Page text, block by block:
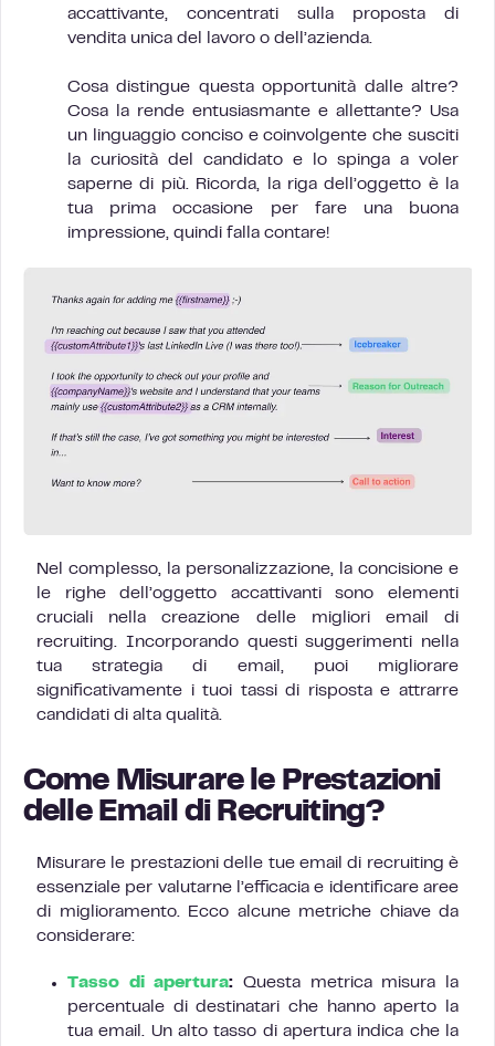
accattivante, concentrati sulla proposta di
vendita unica del lavoro o dell’azienda.
Cosa distingue questa opportunità dalle altre?
Cosa la rende entusiasmante e allettante? Usa
un linguaggio conciso e coinvolgente che susciti
la curiosità del candidato e lo spinga a voler
saperne di più. Ricorda, la riga dell’oggetto è la
tua prima occasione per fare una buona
impressione, quindi falla contare!
Nel complesso, la personalizzazione, la concisione e
le righe dell’oggetto accattivanti sono elementi
cruciali nella creazione delle migliori email di
recruiting. Incorporando questi suggerimenti nella
tua strategia di email, puoi migliorare
significativamente i tuoi tassi di risposta e attrarre
candidati di alta qualità.
Come Misurare le Prestazioni
delle Email di Recruiting?
Misurare le prestazioni delle tue email di recruiting è
essenziale per valutarne l’efficacia e identificare aree
di miglioramento. Ecco alcune metriche chiave da
considerare:
Tasso di apertura: Questa metrica misura la
percentuale di destinatari che hanno aperto la
tua email. Un alto tasso di apertura indica che la